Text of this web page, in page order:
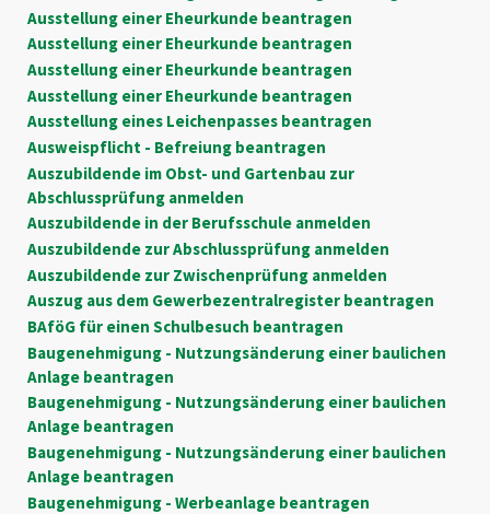
Ausstellung einer Eheurkunde beantragen
Ausstellung einer Eheurkunde beantragen
Ausstellung einer Eheurkunde beantragen
Ausstellung einer Eheurkunde beantragen
Ausstellung eines Leichenpasses beantragen
Ausweispflicht - Befreiung beantragen
Auszubildende im Obst- und Gartenbau zur
Abschlussprüfung anmelden
Auszubildende in der Berufsschule anmelden
Auszubildende zur Abschlussprüfung anmelden
Auszubildende zur Zwischenprüfung anmelden
Auszug aus dem Gewerbezentralregister beantragen
BAföG für einen Schulbesuch beantragen
Baugenehmigung - Nutzungsänderung einer baulichen
Anlage beantragen
Baugenehmigung - Nutzungsänderung einer baulichen
Anlage beantragen
Baugenehmigung - Nutzungsänderung einer baulichen
Anlage beantragen
Baugenehmigung - Werbeanlage beantragen